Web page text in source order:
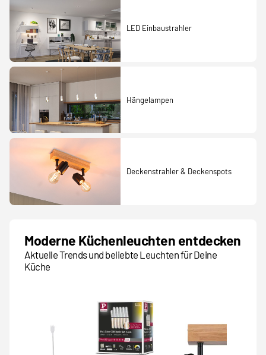
LED Einbaustrahler
Hängelampen
Deckenstrahler & Deckenspots
Moderne Küchenleuchten entdecken
Aktuelle Trends und beliebte Leuchten für Deine
Küche